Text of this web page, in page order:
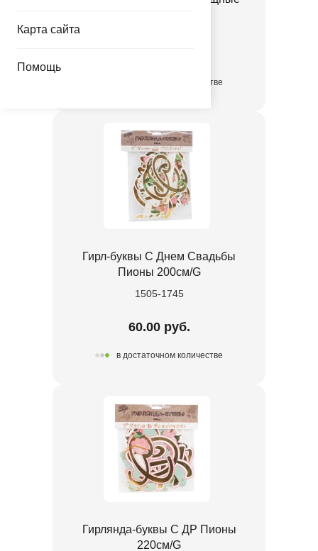
Карта сайта
Помощь
в достаточном количестве
Гирл-буквы С Днем Свадьбы
Пионы 200см/G
1505-1745
60.00 руб.
в достаточном количестве
Гирлянда-буквы С ДР Пионы
220см/G